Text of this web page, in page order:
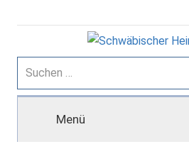
Inhalt
Schwäbischer
Heimatbund
Suchen
nach:
Menü